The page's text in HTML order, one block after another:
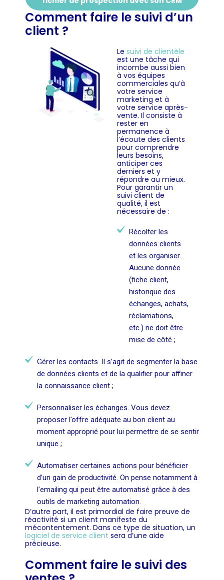
Comment faire le suivi d’un
client ?
Le suivi de clientèle
est une tâche qui
incombe aussi bien
à vos équipes
commerciales qu’à
votre service
marketing et à
votre service après-
vente. Il consiste à
rester en
permanence à
l’écoute des clients
pour comprendre
leurs besoins,
anticiper ces
derniers et y
répondre au mieux.
Pour garantir un
suivi client de
qualité, il est
nécessaire de :
Récolter les
données clients
et les organiser.
Aucune donnée
(fiche client,
historique des
échanges, achats,
réclamations,
etc.) ne doit être
mise de côté ;
Gérer les contacts. Il s’agit de segmenter la base
de données clients et de la qualifier pour affiner
la connaissance client ;
Personnaliser les échanges. Vous devez
proposer l’offre adéquate au bon client au
moment approprié pour lui permettre de se sentir
unique ;
Automatiser certaines actions pour bénéficier
d’un gain de productivité. On pense notamment à
l’emailing qui peut être automatisé grâce à des
outils de marketing automation.
D’autre part, il est primordial de faire preuve de
réactivité si un client manifeste du
mécontentement. Dans ce type de situation, un
logiciel de service client sera d’une aide
précieuse.
Comment faire le suivi des